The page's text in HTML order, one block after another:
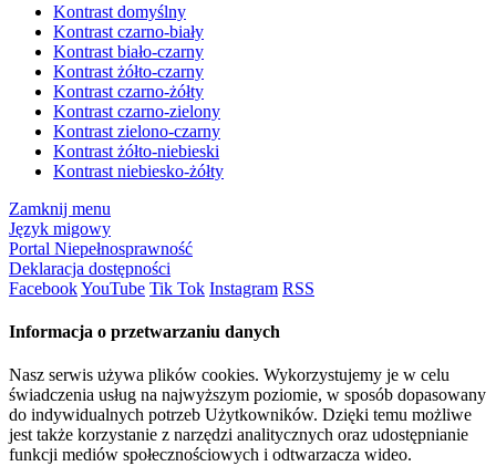
Kontrast domyślny
Kontrast czarno-biały
Kontrast biało-czarny
Kontrast żółto-czarny
Kontrast czarno-żółty
Kontrast czarno-zielony
Kontrast zielono-czarny
Kontrast żółto-niebieski
Kontrast niebiesko-żółty
Zamknij menu
Język migowy
Portal Niepełnosprawność
Deklaracja dostępności
FacebookYouTube Tik Tok Instagram RSS
Informacja o przetwarzaniu danych
Nasz serwis używa plików cookies. Wykorzystujemy je w celu
świadczenia usług na najwyższym poziomie, w sposób dopasowany
do indywidualnych potrzeb Użytkowników. Dzięki temu możliwe
jest także korzystanie z narzędzi analitycznych oraz udostępnianie
funkcji mediów społecznościowych i odtwarzacza wideo.